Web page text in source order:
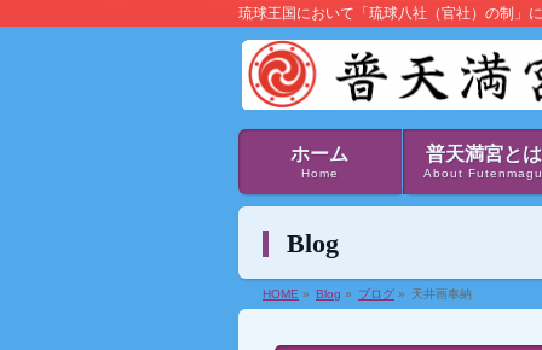
琉球王国において「琉球八社（官社）の制」
ホーム
Home
普天満宮とは
About
Blog
HOME » Blog » ブログ » 天井画奉納